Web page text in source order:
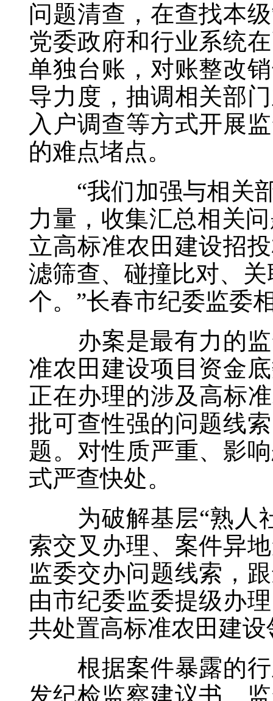
问题清查，在查找本
党委政府和行业系统
单独台账，对账整改
导力度，抽调相关部
入户调查等方式开展
的难点堵点。
“我们加强与相关部
力量，收集汇总相关
立高标准农田建设招
滤筛查、碰撞比对、
个。”长春市纪委监委
办案是最有力的监
准农田建设项目资金
正在办理的涉及高标
批可查性强的问题线
题。对性质严重、影
式严查快处。
为破解基层“熟人社
索交叉办理、案件异
监委交办问题线索，
由市纪委监委提级办
共处置高标准农田建
根据案件暴露的行
发纪检监察建议书、